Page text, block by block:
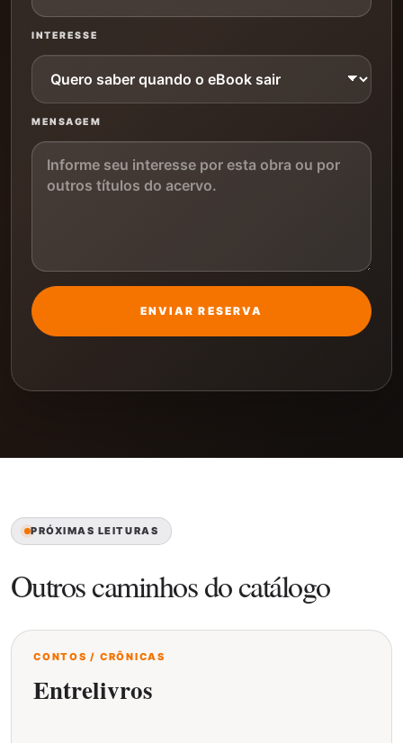
INTERESSE
MENSAGEM
ENVIAR RESERVA
PRÓXIMAS LEITURAS
Outros caminhos do catálogo
CONTOS / CRÔNICAS
Entrelivros